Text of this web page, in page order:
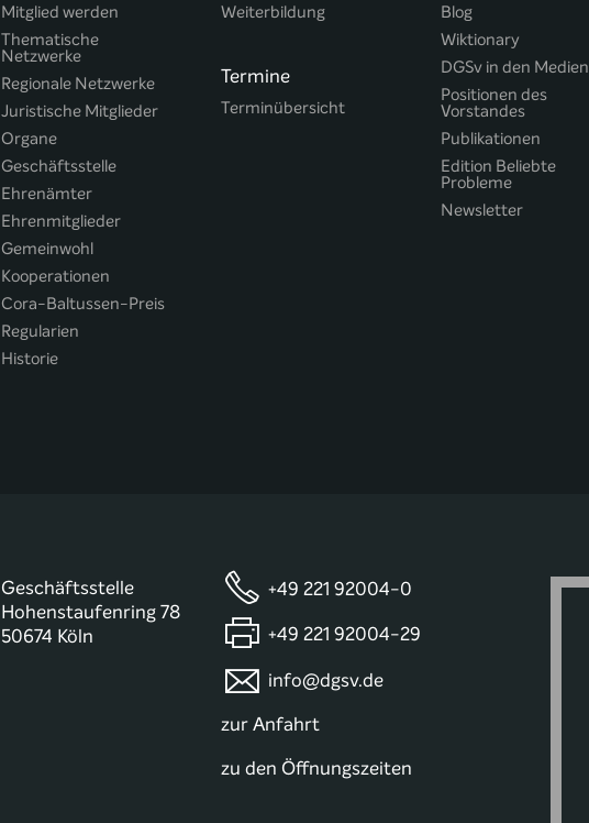
Mitglied werden
Thematische
Netzwerke
Regionale Netzwerke
Juristische Mitglieder
Organe
Geschäftsstelle
Ehrenämter
Ehrenmitglieder
Gemeinwohl
Kooperationen
Cora-Baltussen-Preis
Regularien
Historie
Weiterbildung
Termine
Terminübersicht
Blog
Wiktionary
DGSv in den Medien
Positionen des
Vorstandes
Publikationen
Edition Beliebte
Probleme
Newsletter
Geschäftsstelle
Hohenstaufenring 78
50674 Köln
+49 221 92004-0
+49 221 92004-29
info@dgsv.de
zur Anfahrt
zu den Öffnungszeiten